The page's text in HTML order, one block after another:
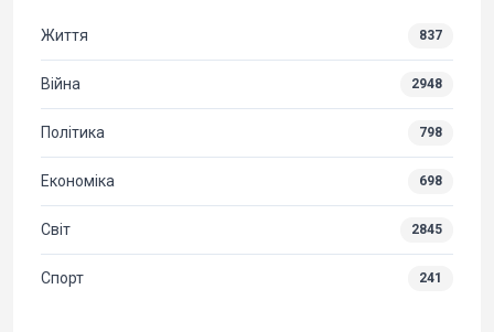
Життя 837
Війна 2948
Політика 798
Економіка 698
Світ 2845
Спорт 241